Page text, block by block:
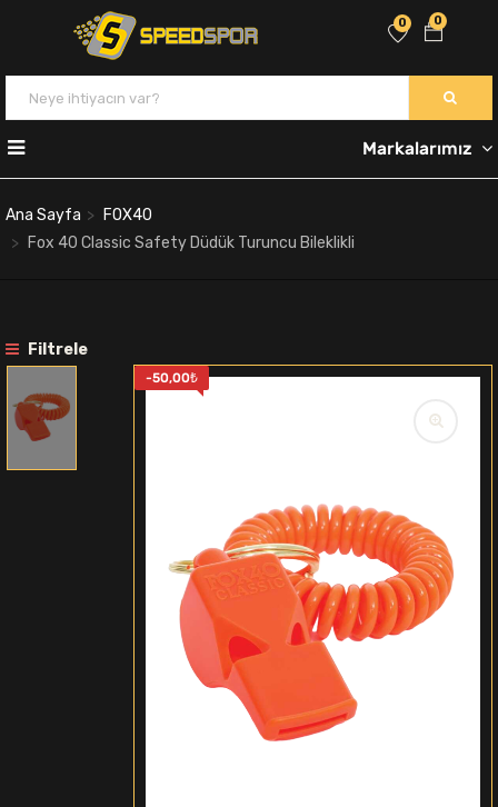
0
0
Markalarımız
Ana Sayfa
FOX40
Fox 40 Classic Safety Düdük Turuncu Bileklikli
Filtrele
-50,00₺